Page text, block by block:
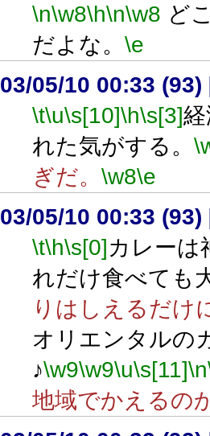
\n\w8\h\n\w8 ど
だよな。 \e
03/05/10 00:33 (93)
\t\u\s[10]\h\s[3]
れた気がする。
ぎだ。 \w8\e
03/05/10 00:33 (93)
\t\h\s[0]カレーは
れだけ食べても
りはしえるだけ
オリエンタルの
♪\w9\w9\u\s[11]\n
地域でかえるの